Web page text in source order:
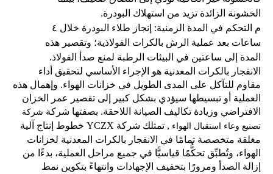
الخشونة الزائدة تزيد من استهلاك البودرة.
م
التحكم في المدة الزمنية: إنجاز طلاء البودرة خلال ٤
ساعات بعد عملية الرش بالكرات الفولاذية؛ وتقصير هذه
المدة إلى ساعتين في البيئات الرطبة لمنع صدأ الفولاذ.
الانفجار بالكرات المعدنية هو الإجراء الأساسي لتحقيق أداء
مقاوم للتآكل على المدى الطويل في خزانات الهواء. وإهمال هذه
العملية أو تبسيطها سيؤدي بشكل كبير إلى تقصير عمر الخزان
الافتراضي وزيادة تكاليف الصيانة اللاحقة. بصفتها شركة شركة
تصنيع وعاء استقبال الهواء ,
تمتلك شركة YCZX خطوط إنتاج آلية
مغلقة متخصصة تمامًا في الانفجار بالكرات المعدنية لخزانات
الهواء، وتُطبِّق تحكُّمًا قياسيًّا في جميع مراحل العملية، بدءًا من
إزالة الصدأ ومرورًا بتخفيف الإجهادات وانتهاءً بتكوين نمط